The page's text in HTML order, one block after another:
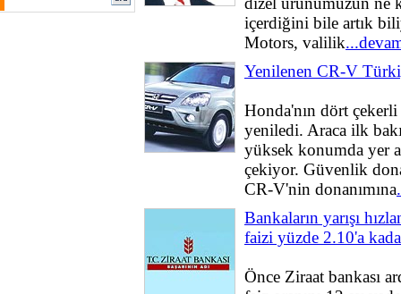
içerdiğini bile artık
Motors, valilik
Yenilenen CR-V
Honda'nın dört
yeniledi. Araca ilk
yüksek konumda yer
çekiyor. Güvenlik
CR-V'nin donanımına
Bankaların yarışı
faizi yüzde 2.10'a
Önce Ziraat bankası